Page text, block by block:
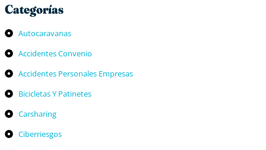
Categorías
Autocaravanas
Accidentes Convenio
Accidentes Personales Empresas
Bicicletas Y Patinetes
Carsharing
Ciberriesgos